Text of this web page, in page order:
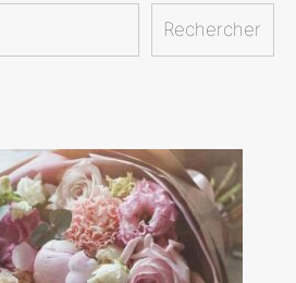
Rechercher